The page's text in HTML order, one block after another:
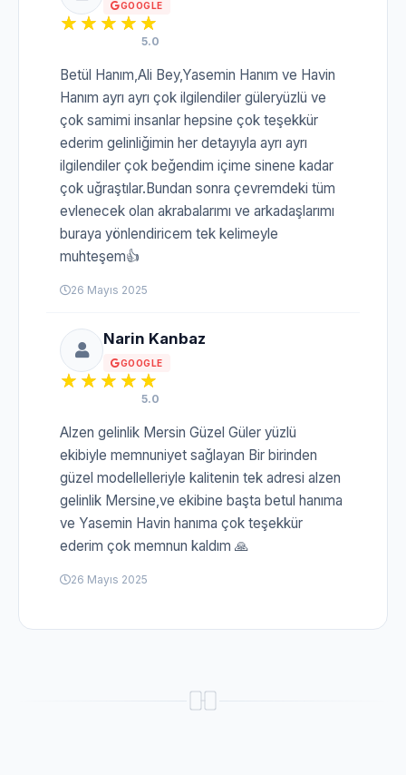
GOOGLE
5.0
Betül Hanım,Ali Bey,Yasemin Hanım ve Havin
Hanım ayrı ayrı çok ilgilendiler güleryüzlü ve
çok samimi insanlar hepsine çok teşekkür
ederim gelinliğimin her detayıyla ayrı ayrı
ilgilendiler çok beğendim içime sinene kadar
çok uğraştılar.Bundan sonra çevremdeki tüm
evlenecek olan akrabalarımı ve arkadaşlarımı
buraya yönlendiricem tek kelimeyle
muhteşem👍
26 Mayıs 2025
Narin Kanbaz
GOOGLE
5.0
Alzen gelinlik Mersin Güzel Güler yüzlü
ekibiyle memnuniyet sağlayan Bir birinden
güzel modellelleriyle kalitenin tek adresi alzen
gelinlik Mersine,ve ekibine başta betul hanıma
ve Yasemin Havin hanıma çok teşekkür
ederim çok memnun kaldım 🙏
26 Mayıs 2025